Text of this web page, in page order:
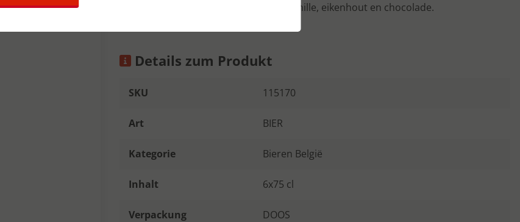
volmondig met subtiele toetsen van vanille, eikenhout en chocolade.
Details zum Produkt
SKU 115170
Art BIER
Kategorie Bieren België
Inhalt 6x75 cl
Verpackung DOOS